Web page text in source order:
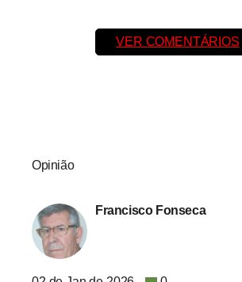
VER COMENTÁRIOS
Opinião
Francisco Fonseca